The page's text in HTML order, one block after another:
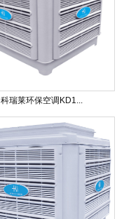
科瑞莱环保空调KD1...